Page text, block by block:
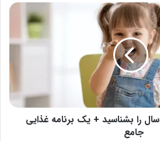
تغذیه کودکان ۱ تا ۵ سال را بشناسید + یک برنامه غذایی
جامع